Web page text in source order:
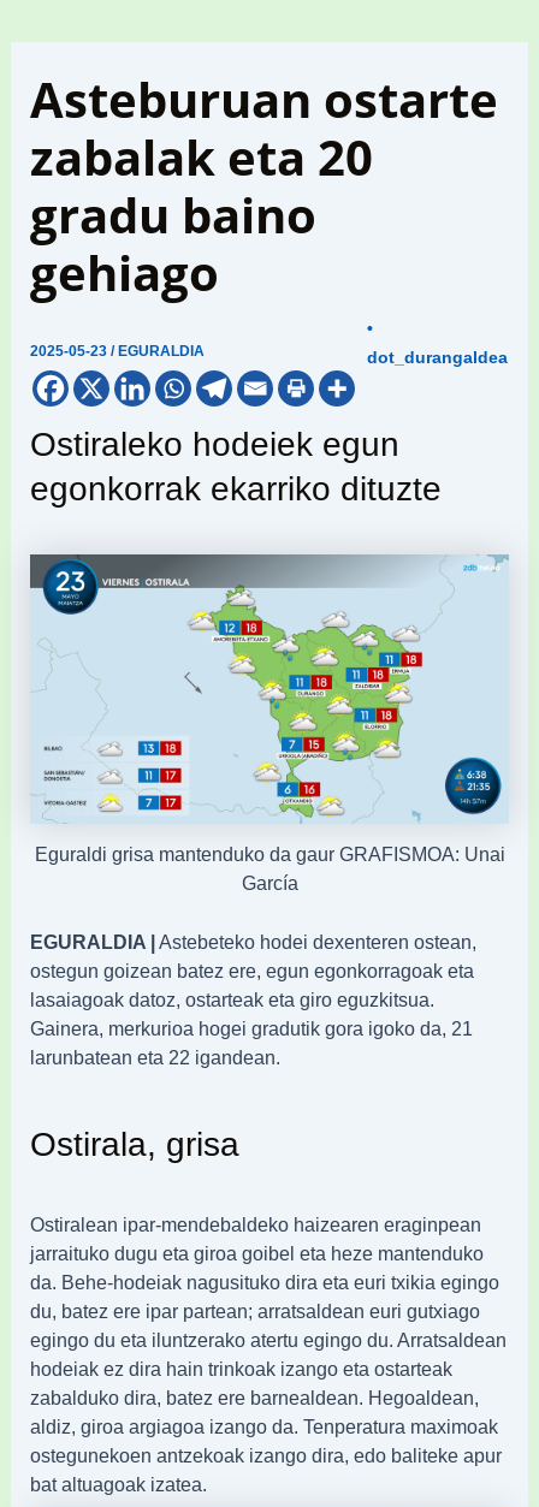
Asteburuan ostarte
zabalak eta 20
gradu baino
gehiago
2025-05-23/ EGURALDIA
•
dot_durangaldea
Ostiraleko hodeiek egun
egonkorrak ekarriko dituzte
Eguraldi grisa mantenduko da gaur GRAFISMOA: Unai
García
EGURALDIA |Astebeteko hodei dexenteren ostean,
ostegun goizean batez ere, egun egonkorragoak eta
lasaiagoak datoz, ostarteak eta giro eguzkitsua.
Gainera, merkurioa hogei gradutik gora igoko da, 21
larunbatean eta 22 igandean.
Ostirala, grisa
Ostiralean ipar-mendebaldeko haizearen eraginpean
jarraituko dugu eta giroa goibel eta heze mantenduko
da. Behe-hodeiak nagusituko dira eta euri txikia egingo
du, batez ere ipar partean; arratsaldean euri gutxiago
egingo du eta iluntzerako atertu egingo du. Arratsaldean
hodeiak ez dira hain trinkoak izango eta ostarteak
zabalduko dira, batez ere barnealdean. Hegoaldean,
aldiz, giroa argiagoa izango da. Tenperatura maximoak
ostegunekoen antzekoak izango dira, edo baliteke apur
bat altuagoak izatea.